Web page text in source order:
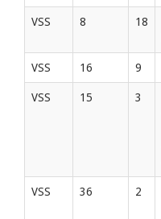
VSS 8 18
VSS 16 9
VSS 15 3
VSS 36 2